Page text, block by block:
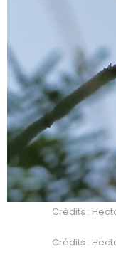
Crédits :
Crédits :